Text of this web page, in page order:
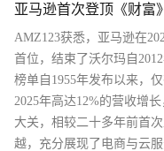
亚马逊首次登顶《财富
AMZ123获悉，亚马逊在
首位，结束了沃尔玛自
榜单自1955年发布以来，
2025年高达12%的营收增
大关，相较二十多年前首
越，充分展现了电商与云